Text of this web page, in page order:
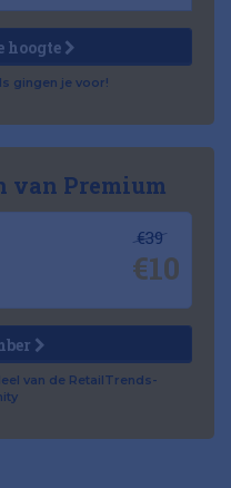
hoogte
gingen je voor!
van Premium
€39
€10
van de RetailTrends-